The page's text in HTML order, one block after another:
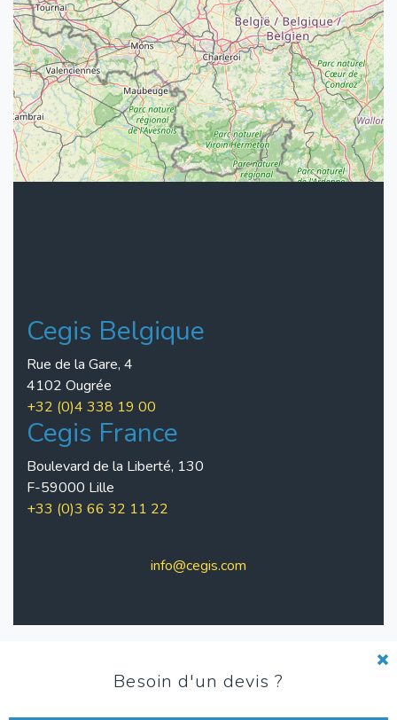
Cegis Belgique
Rue de la Gare, 4
4102 Ougrée
+32 (0)4 338 19 00
Cegis France
Boulevard de la Liberté, 130
F-59000 Lille
+33 (0)3 66 32 11 22
info@cegis.com
Charte de qualitéBesoin d'un devis ?